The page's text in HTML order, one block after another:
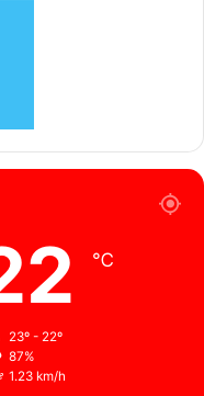
℃
23º - 22º
87%
1.23 km/h